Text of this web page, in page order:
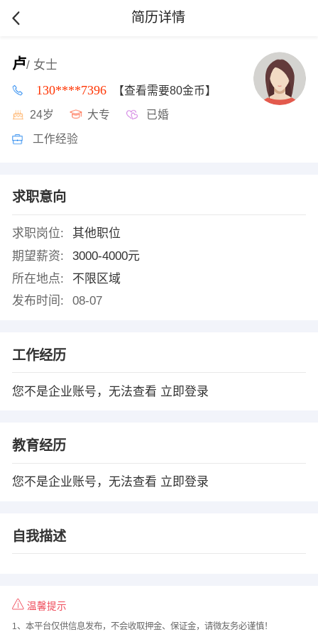
简历详情
卢/ 女士
130****7396 【查看需要80金币】
24岁 大专 已婚
工作经验
求职意向
求职岗位:
其他职位
期望薪资:
3000-4000元
所在地点:
不限区域
发布时间:
08-07
工作经历
您不是企业账号，无法查看 立即登录
教育经历
您不是企业账号，无法查看 立即登录
自我描述
温馨提示
1、本平台仅供信息发布，不会收取押金、保证金，请微友务必谨慎！